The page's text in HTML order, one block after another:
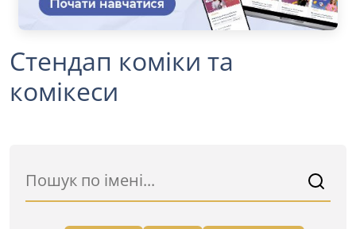
Стендап коміки та
комікеси